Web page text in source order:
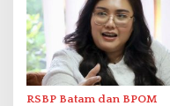
RSBP Batam dan BPOM